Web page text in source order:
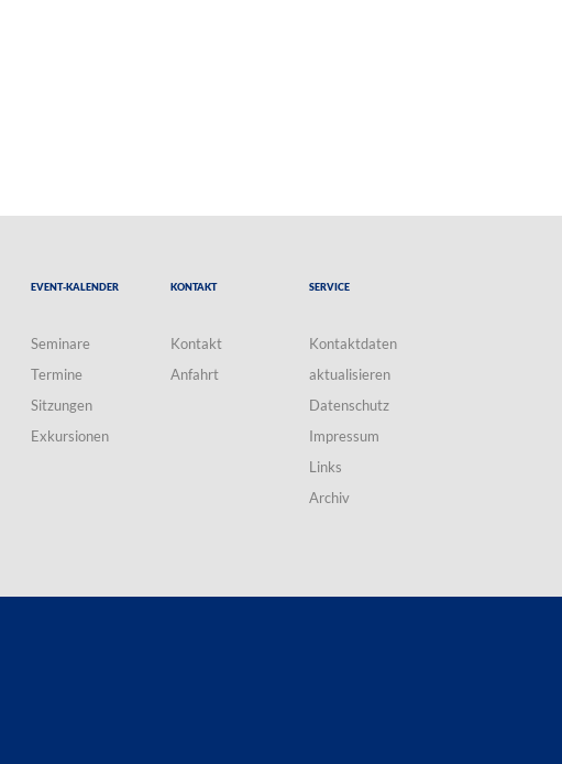
Event-Kalender
Seminare
Termine
Sitzungen
Exkursionen
Kontakt
Kontakt
Anfahrt
Service
Kontaktdaten
aktualisieren
Datenschutz
Impressum
Links
Archiv